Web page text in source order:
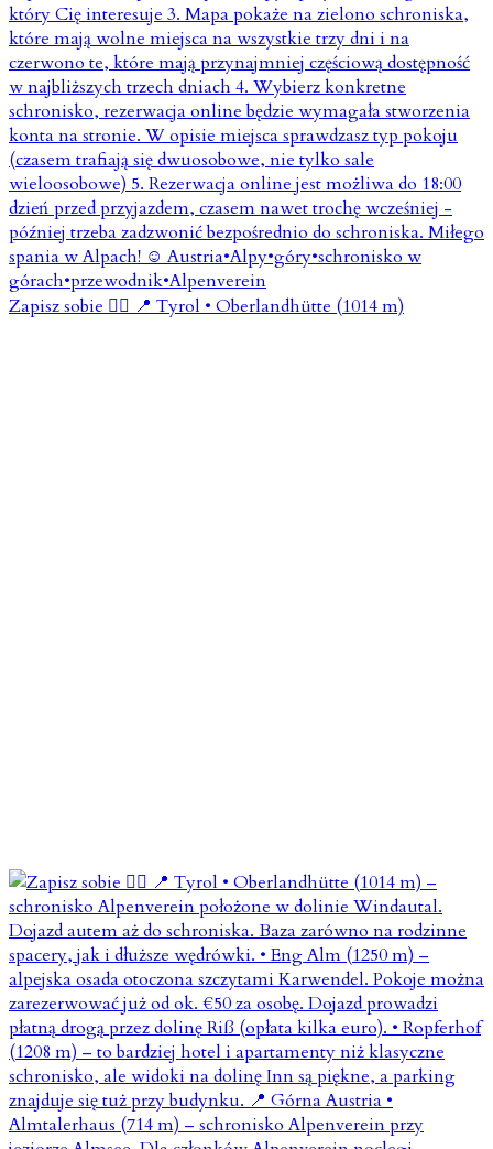
Zapisz sobie 👇🏼 📍 Tyrol • Oberlandhütte (1014 m)